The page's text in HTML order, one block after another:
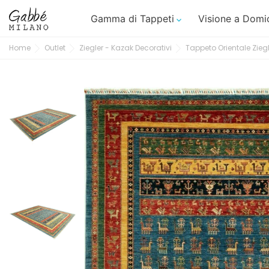
Gamma di Tappeti  Visione a
Home Outlet Ziegler - Kazak Decorativi Tappeto Orientale